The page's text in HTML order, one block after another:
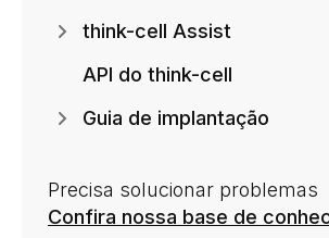
think-cell Assist
API do think-cell
Guia de implantação
Precisa solucionar problemas
Confira nossa base de